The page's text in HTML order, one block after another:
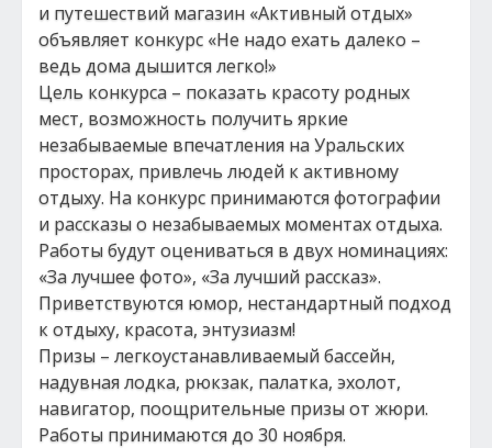
и путешествий магазин «Активный отдых»
объявляет конкурс «Не надо ехать далеко –
ведь дома дышится легко!»
Цель конкурса – показать красоту родных
мест, возможность получить яркие
незабываемые впечатления на Уральских
просторах, привлечь людей к активному
отдыху. На конкурс принимаются фотографии
и рассказы о незабываемых моментах отдыха.
Работы будут оцениваться в двух номинациях:
«За лучшее фото», «За лучший рассказ».
Приветствуются юмор, нестандартный подход
к отдыху, красота, энтузиазм!
Призы – легкоустанавливаемый бассейн,
надувная лодка, рюкзак, палатка, эхолот,
навигатор, поощрительные призы от жюри.
Работы принимаются до 30 ноября.